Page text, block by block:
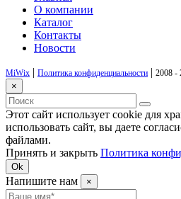
О компании
Каталог
Контакты
Новости
MiWix | Политика конфиденциальности | 2008 -
×
Этот сайт использует cookie для
использовать сайт, вы даете
файлами.
Принять и закрыть Политика
Ok
Напишите нам ×